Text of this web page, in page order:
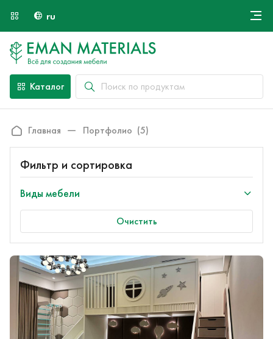
ru
Оплата и доставка
Каталог
Главная Портфолио (5)
Фильтр и сортировка
Виды мебели
Очистить